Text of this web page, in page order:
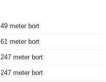
49 meter bort
61 meter bort
247 meter bort
247 meter bort